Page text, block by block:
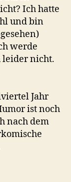
Ich hatte
und bin
werde
leider nicht.
Jahr
ist noch
nach dem